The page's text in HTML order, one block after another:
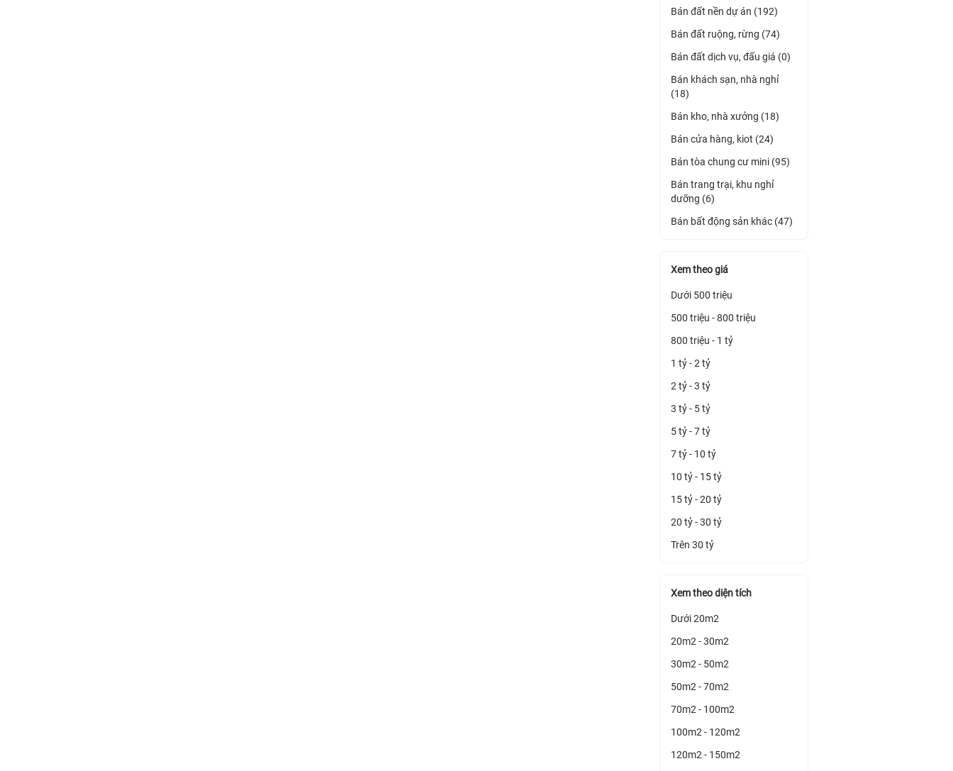
Bán đất nền dự án (192)
Bán đất ruộng, rừng (74)
Bán đất dịch vụ, đấu giá (0)
Bán khách sạn, nhà nghỉ
(18)
Bán kho, nhà xưởng (18)
Bán cửa hàng, kiot (24)
Bán tòa chung cư mini (95)
Bán trang trại, khu nghỉ
dưỡng (6)
Bán bất động sản khác (47)
Xem theo giá
Dưới 500 triệu
500 triệu - 800 triệu
800 triệu - 1 tỷ
1 tỷ - 2 tỷ
2 tỷ - 3 tỷ
3 tỷ - 5 tỷ
5 tỷ - 7 tỷ
7 tỷ - 10 tỷ
10 tỷ - 15 tỷ
15 tỷ - 20 tỷ
20 tỷ - 30 tỷ
Trên 30 tỷ
Xem theo diện tích
Dưới 20m2
20m2 - 30m2
30m2 - 50m2
50m2 - 70m2
70m2 - 100m2
100m2 - 120m2
120m2 - 150m2